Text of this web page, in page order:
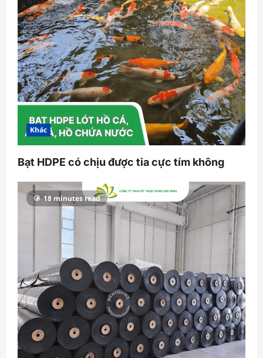
Khác
Bạt HDPE có chịu được tia cực tím không
18 minutes read